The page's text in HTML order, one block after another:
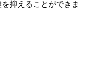
抑えることができま